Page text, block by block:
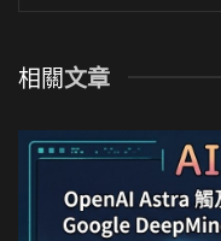
相關文章